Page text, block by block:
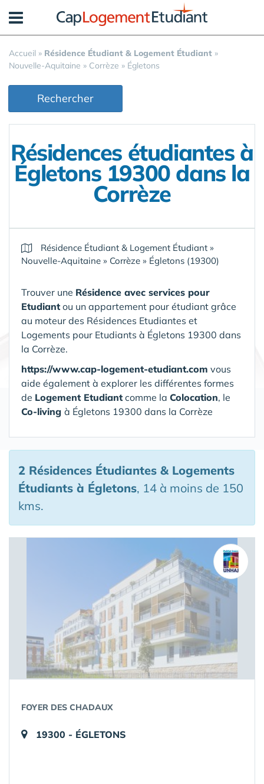
Accueil » Résidence Étudiant & Logement Étudiant »
Nouvelle-Aquitaine » Corrèze » Égletons
Rechercher
Résidences étudiantes à
Égletons 19300 dans la
Corrèze
Résidence Étudiant & Logement Étudiant »
Nouvelle-Aquitaine » Corrèze » Égletons (19300)
Trouver une Résidence avec services pour
Etudiant ou un appartement pour étudiant grâce
au moteur des Résidences Etudiantes et
Logements pour Etudiants à Égletons 19300 dans
la Corrèze.
https://www.cap-logement-etudiant.com vous
aide également à explorer les différentes formes
de Logement Etudiant comme la Colocation, le
Co-living à Égletons 19300 dans la Corrèze
2 Résidences Étudiantes & Logements
Étudiants à Égletons, 14 à moins de 150
kms.
FOYER DES CHADAUX
19300 - ÉGLETONS